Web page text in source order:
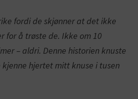
fordi de skjønner at det ikke
for å trøste de. Ikke om 10
– aldri. Denne historien knuste
kjenne hjertet mitt knuse i tusen